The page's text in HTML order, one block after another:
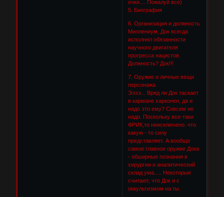
очки.... Пожалуй все)
5. Биография
6. Организация и должность
Миллениум, Док всегда
исполнял обязанности
научного двигателя
прогресса нацистов.
Должность? Док!!!
7. Оружие и личные вещи
персонажа
Ээээ... Вряд ли Док таскает
в кармане харконен, да и
надо это ему? Совсем не
надо. Поскольку все-таки
ФРИК,то неисключено. что
какую - то силу
представляет. А вообще
самое главное оружие Дока
- обширные познания в
хирургии и аналитический
склад ума..... Некоторые
считают, что Док и с
оккультизмом на ты.